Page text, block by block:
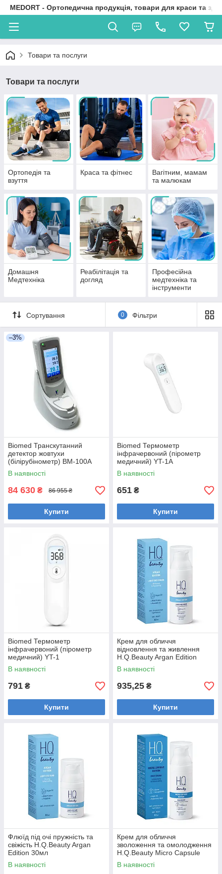
MEDORT - Ортопедична продукція, товари для краси та
Товари та послуги
Товари та послуги
Ортопедія та
взуття
Краса та фітнес
Вагітним, мамам
та малюкам
Домашня
Медтехніка
Реабілітація та
догляд
Професійна
медтехніка та
інструменти
Сортування 0 Фільтри
–3%
Biomed Транскутанний
детектор жовтухи
(білірубінометр) BM-100A
В наявності
84 630 ₴ 86 955 ₴
Купити
Biomed Термометр
інфрачервоний (пірометр
медичний) YT-1A
В наявності
651 ₴
Купити
Biomed Термометр
інфрачервоний (пірометр
медичний) YT-1
В наявності
791 ₴
Купити
Крем для обличчя
відновлення та живлення
H.Q.Beauty Argan Edition
50мл
В наявності
935,25 ₴
Купити
Флюїд під очі пружність та
свіжість H.Q.Beauty Argan
Edition 30мл
В наявності
Крем для обличчя
зволоження та омолодження
H.Q.Beauty Micro Capsule
Edition 50 мл
В наявності